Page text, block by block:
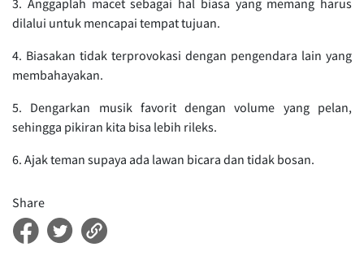
3. Anggaplah macet sebagai hal biasa yang memang harus
dilalui untuk mencapai tempat tujuan.
4. Biasakan tidak terprovokasi dengan pengendara lain yang
membahayakan.
5. Dengarkan musik favorit dengan volume yang pelan,
sehingga pikiran kita bisa lebih rileks.
6. Ajak teman supaya ada lawan bicara dan tidak bosan.
Share